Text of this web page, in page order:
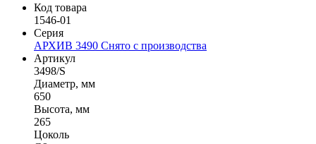
Код товара
1546-01
Серия
АРХИВ 3490 Снято с производства
Артикул
3498/S
Диаметр, мм
650
Высота, мм
265
Цоколь